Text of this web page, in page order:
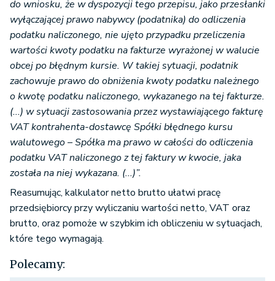
do wniosku, że w dyspozycji tego przepisu, jako przesłanki
wyłączającej prawo nabywcy (podatnika) do odliczenia
podatku naliczonego, nie ujęto przypadku przeliczenia
wartości kwoty podatku na fakturze wyrażonej w walucie
obcej po błędnym kursie. W takiej sytuacji, podatnik
zachowuje prawo do obniżenia kwoty podatku należnego
o kwotę podatku naliczonego, wykazanego na tej fakturze.
(...) w sytuacji zastosowania przez wystawiającego fakturę
VAT kontrahenta-dostawcę Spółki błędnego kursu
walutowego – Spółka ma prawo w całości do odliczenia
podatku VAT naliczonego z tej faktury w kwocie, jaka
została na niej wykazana. (...)”.
Reasumując, kalkulator netto brutto ułatwi pracę
przedsiębiorcy przy wyliczaniu wartości netto, VAT oraz
brutto, oraz pomoże w szybkim ich obliczeniu w sytuacjach,
które tego wymagają.
Polecamy: